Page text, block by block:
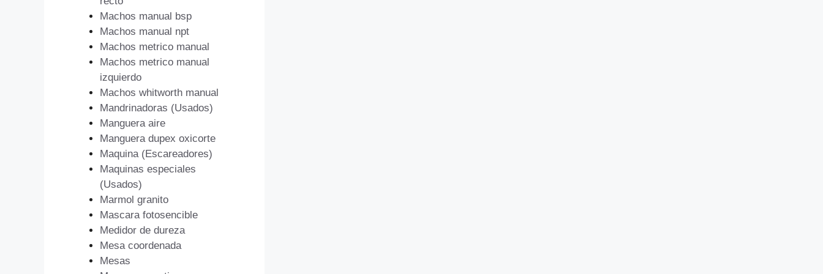
Machos manual bsp
Machos manual npt
Machos metrico manual
Machos metrico manual
izquierdo
Machos whitworth manual
Mandrinadoras (Usados)
Manguera aire
Manguera dupex oxicorte
Maquina (Escareadores)
Maquinas especiales
(Usados)
Marmol granito
Mascara fotosencible
Medidor de dureza
Mesa coordenada
Mesas